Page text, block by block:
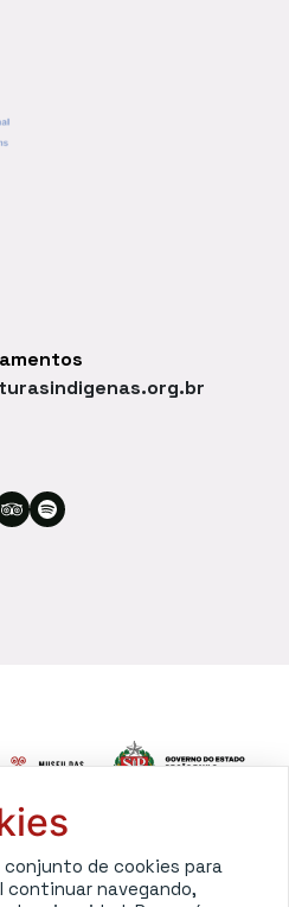
porInova House
de cookies para
continuar navegando,